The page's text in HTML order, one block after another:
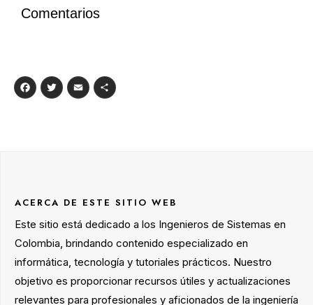
Comentarios
Facebook
Twitter
Email
ACERCA DE ESTE SITIO WEB
Este sitio está dedicado a los Ingenieros de Sistemas en
Colombia, brindando contenido especializado en
informática, tecnología y tutoriales prácticos. Nuestro
objetivo es proporcionar recursos útiles y actualizaciones
relevantes para profesionales y aficionados de la ingeniería